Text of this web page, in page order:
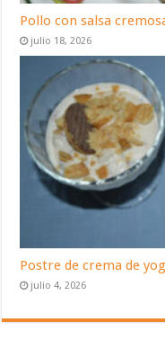
Pollo con salsa
julio 18, 2026
Postre de crema de
julio 4, 2026